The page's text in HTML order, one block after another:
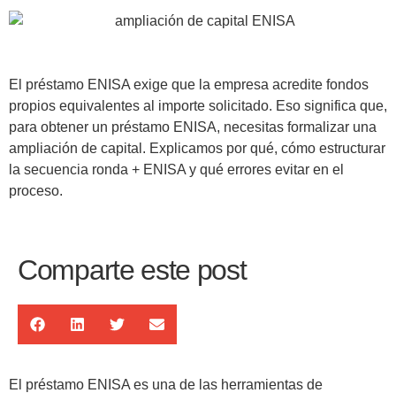
El préstamo ENISA exige que la empresa acredite fondos
propios equivalentes al importe solicitado. Eso significa que,
para obtener un préstamo ENISA, necesitas formalizar una
ampliación de capital. Explicamos por qué, cómo estructurar
la secuencia ronda + ENISA y qué errores evitar en el
proceso.
Comparte este post
El préstamo ENISA es una de las herramientas de